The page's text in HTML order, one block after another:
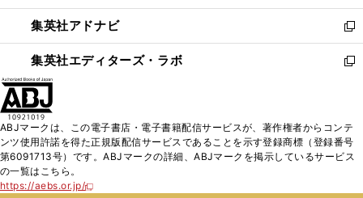
開
く
ウ
で
開
く
ン
ド
ウ
で
ウ
ィ
ン
ド
く
集英社アドナビ
新
し
い
ド
ウ
で
集英社エディターズ・ラボ
新
ィ
ン
ABJマークは、この電子書店・電子書籍配信サービスが、著作権者からコンテ
ンツ使用許諾を得た正規版配信サービスであることを示す登録商標（登録番号
第6091713号）です。ABJマークの詳細、ABJマークを掲示しているサービス
の一覧はこちら。
https://aebs.or.jp/
新